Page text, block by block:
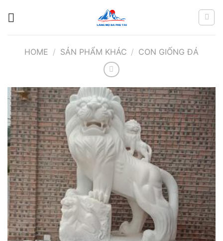
HOME / SẢN PHẨM KHÁC / CON GIỐNG ĐÁ